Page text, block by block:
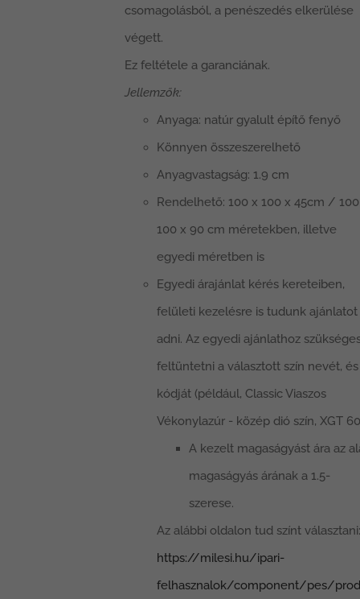
csomagolásból, a penészedés elkerülése
végett.
Ez feltétele a garanciának.
Jellemzők:
Anyaga: natúr gyalult építő fenyő
Könnyen összeszerelhető
Anyagvastagság: 1.9 cm
Rendelhető: 100 x 100 x 45cm /
100 x 90 cm méretekben, illetve
egyedi méretben is
Egyedi árajánlat kérés kereteiben,
felületi kezelésre is tudunk ajánlatot
adni. Az egyedi ajánlathoz
feltüntetni a választott szín nevét, és
kódját (például, Classic Viaszos
Vékonylazúr - közép dió szín, XGT
A kezelt magaságyást ára az
magaságyás árának a 1.5-
szerese.
Az alábbi oldalon tud színt választani:
https://milesi.hu/ipari-
felhasznalok/component/pes/